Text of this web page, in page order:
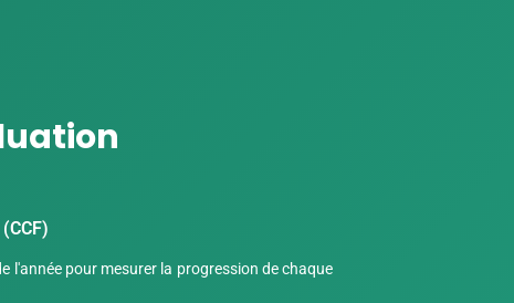
l'année pour mesurer la progression de chaque